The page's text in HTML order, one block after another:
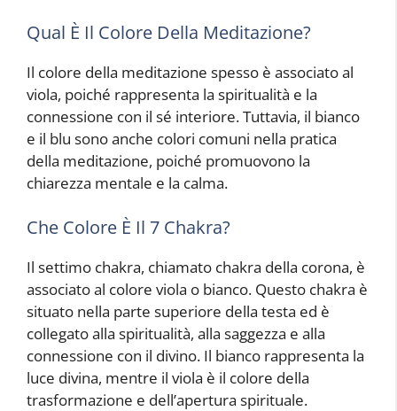
Qual È Il Colore Della Meditazione?
Il colore della meditazione spesso è associato al
viola, poiché rappresenta la spiritualità e la
connessione con il sé interiore. Tuttavia, il bianco
e il blu sono anche colori comuni nella pratica
della meditazione, poiché promuovono la
chiarezza mentale e la calma.
Che Colore È Il 7 Chakra?
Il settimo chakra, chiamato chakra della corona, è
associato al colore viola o bianco. Questo chakra è
situato nella parte superiore della testa ed è
collegato alla spiritualità, alla saggezza e alla
connessione con il divino. Il bianco rappresenta la
luce divina, mentre il viola è il colore della
trasformazione e dell’apertura spirituale.